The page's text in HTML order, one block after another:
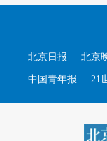
北京日报 北京
中国青年报 21